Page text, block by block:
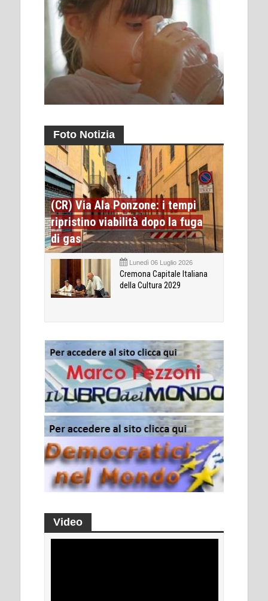
Foto Notizia
(CR) Via Ala Ponzone: i tempi
ripristino viabilità dopo la fuga
di gas
Lunedì 06 Luglio 2026
Cremona Capitale Italiana
della Cultura 2029
Video